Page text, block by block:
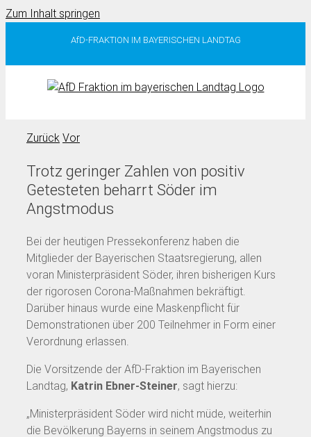
Zum Inhalt springen
AfD-FRAKTION IM BAYERISCHEN LANDTAG
Zurück Vor
Trotz geringer Zahlen von positiv
Getesteten beharrt Söder im
Angstmodus
Bei der heutigen Pressekonferenz haben die
Mitglieder der Bayerischen Staatsregierung, allen
voran Ministerpräsident Söder, ihren bisherigen Kurs
der rigorosen Corona-Maßnahmen bekräftigt.
Darüber hinaus wurde eine Maskenpflicht für
Demonstrationen über 200 Teilnehmer in Form einer
Verordnung erlassen.
Die Vorsitzende der AfD-Fraktion im Bayerischen
Landtag, Katrin Ebner-Steiner, sagt hierzu:
„Ministerpräsident Söder wird nicht müde, weiterhin
die Bevölkerung Bayerns in seinem Angstmodus zu